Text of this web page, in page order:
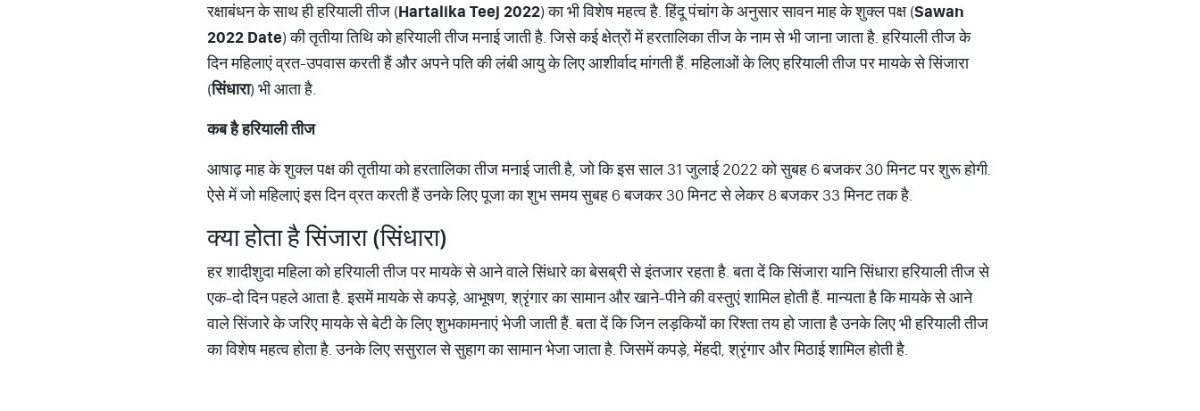
रक्षाबंधन के साथ ही हरियाली तीज (Hartalika Teej 2022) का भी विशेष महत्व है. हिंदू पंचांग के अनुसार सावन माह के शुक्ल पक्ष (Sawan
2022 Date) की तृतीया तिथि को हरियाली तीज मनाई जाती है. जिसे कई क्षेत्रों में हर​तालिका तीज के नाम से भी जाना जाता है. हरियाली तीज के
दिन महिलाएं व्रत-उपवास करती हैं और अपने पति की लंबी आयु के लिए आशीर्वाद मांगती हैं. महिलाओं के लिए हरियाली तीज पर मायके से सिंजारा
(सिंधारा) भी आता है.
कब है हरियाली तीज
आषाढ़ माह के शुक्ल पक्ष की तृतीया को हरतालिका तीज मनाई जाती है, जो कि इस साल 31 जुलाई 2022 को सुबह 6 बजकर 30 मिनट पर शुरू होगी.
ऐसे में जो महिलाएं इस दिन व्रत करती हैं उनके लिए पूजा का शुभ समय सुबह 6 बजकर 30 मिनट से लेकर 8 बजकर 33 मिनट तक है.
क्या होता है सिंजारा (सिंधारा)
हर शादीशुदा महिला को हरियाली तीज पर मायके से आने वाले सिंधारे का बेसब्री से इंतजार रहता है. बता दें कि सिंजारा यानि सिंधारा हरियाली तीज से
एक-दो दिन पहले आता है. इसमें मायके से कपड़े, आभूषण, श्रृंगार का सामान और खाने-पीने की वस्तुएं शामिल होती हैं. मान्यता है कि मायके से आने
वाले सिंजारे के जरिए मायके से बेटी के लिए शुभकामनाएं भेजी जाती हैं. बता दें कि जिन लड़कियों का रिश्ता तय हो जाता है उनके लिए भी हरियाली तीज
का विशेष महत्व होता है. उनके लिए ससुराल से सुहाग का सामान भेजा जाता है. जिसमें कपड़े, मेंहदी, श्रृंगार और मिठाई शामिल होती है.